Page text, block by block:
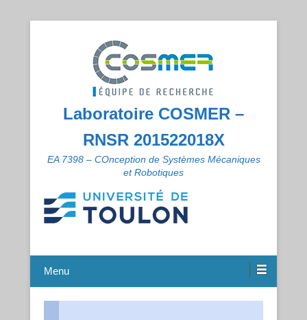
Laboratoire COSMER –
RNSR 201522018X
EA 7398 – COnception de Systèmes Mécaniques
et Robotiques
Menu